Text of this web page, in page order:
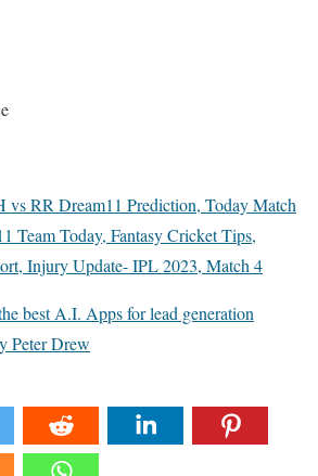
RR Dream11 Prediction, Today Match
Team Today, Fantasy Cricket Tips,
Injury Update- IPL 2023, Match 4
best A.I. Apps for lead generation
Peter Drew